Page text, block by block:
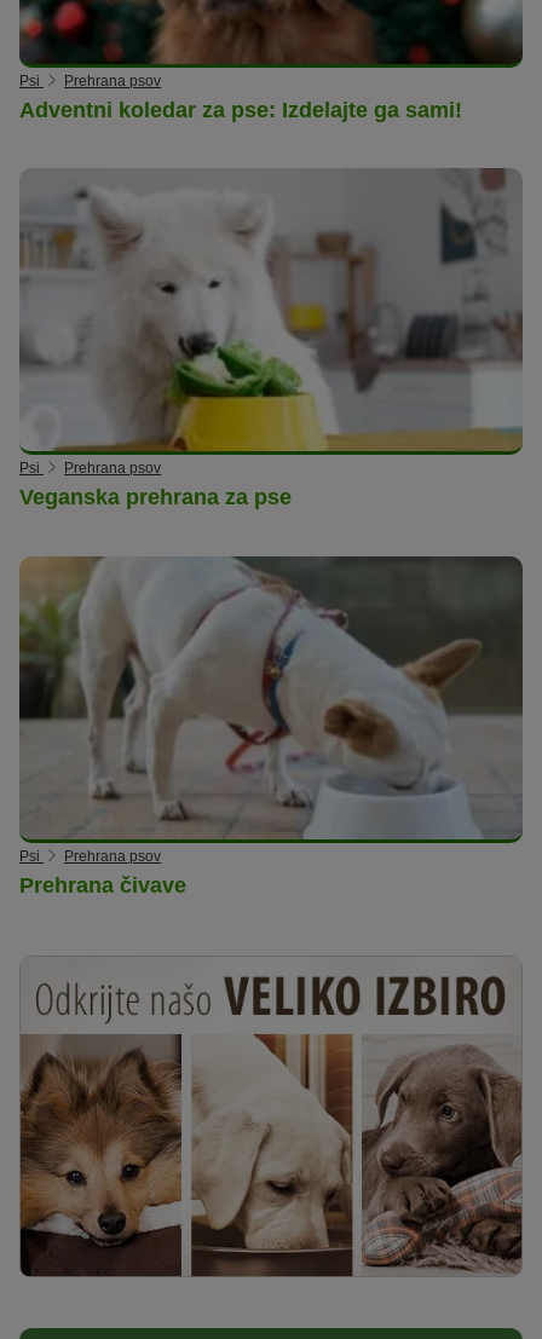
Psi Prehrana psov
Adventni koledar za pse: Izdelajte ga sami!
Psi Prehrana psov
Veganska prehrana za pse
Psi Prehrana psov
Prehrana čivave